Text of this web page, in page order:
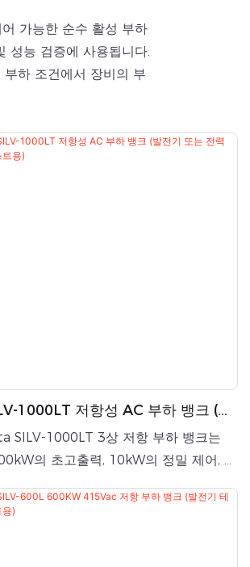
가능한 순수 활성 부하
성능 검증에 사용됩니다.
하 조건에서 장비의 부
1000LT 저항성 AC 부하 뱅크 (발
또는 전력 테스트용)
SILV-1000LT 3상 저항 부하 뱅크는
의 초고출력, 10kW의 정밀 제어, 산
한 경제적인 전문가용 부하 시뮬레이션